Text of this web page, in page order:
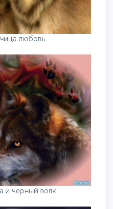
любовь
и черный волк